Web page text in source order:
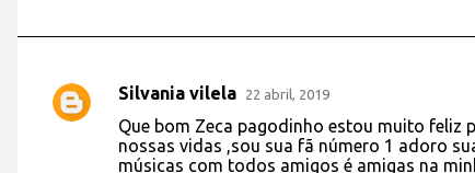
C
Silvania vilela 22 abril, 2019
Que bom Zeca pagodinho estou muito feliz
nossas vidas ,sou sua fã número 1 adoro
músicas com todos amigos é amigas na